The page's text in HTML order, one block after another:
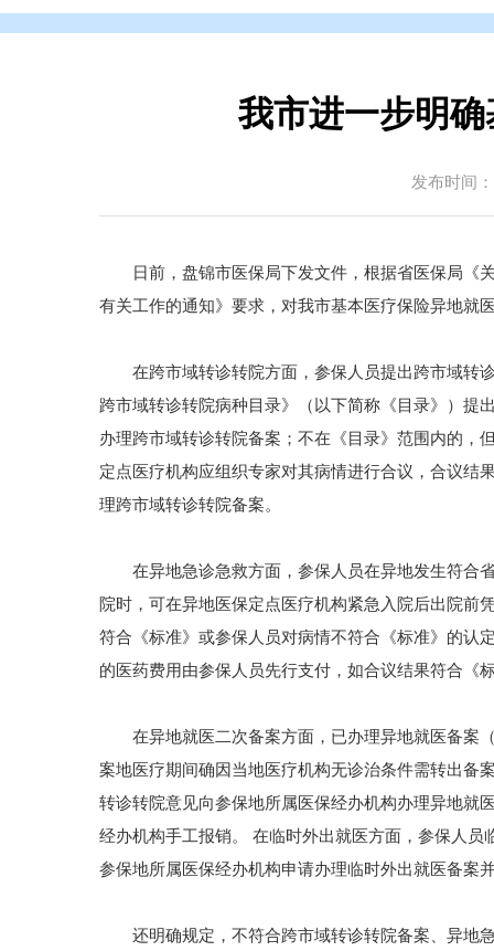
我市进一步明
发布时间
日前，盘锦市医保局下发文件，根据省医保局《关
有关工作的通知》要求，对我市基本医疗保险异地就
在跨市域转诊转院方面，参保人员提出跨市域转诊
跨市域转诊转院病种目录》（以下简称《目录》）提
办理跨市域转诊转院备案；不在《目录》范围内的，
定点医疗机构应组织专家对其病情进行合议，合议结
理跨市域转诊转院备案。
在异地急诊急救方面，参保人员在异地发生符合省
院时，可在异地医保定点医疗机构紧急入院后出院前
符合《标准》或参保人员对病情不符合《标准》的认
的医药费用由参保人员先行支付，如合议结果符合《
在异地就医二次备案方面，已办理异地就医备案（
案地医疗期间确因当地医疗机构无诊治条件需转出备
转诊转院意见向参保地所属医保经办机构办理异地就
经办机构手工报销。 在临时外出就医方面，参保人
参保地所属医保经办机构申请办理临时外出就医备案
还明确规定，不符合跨市域转诊转院备案、异地急